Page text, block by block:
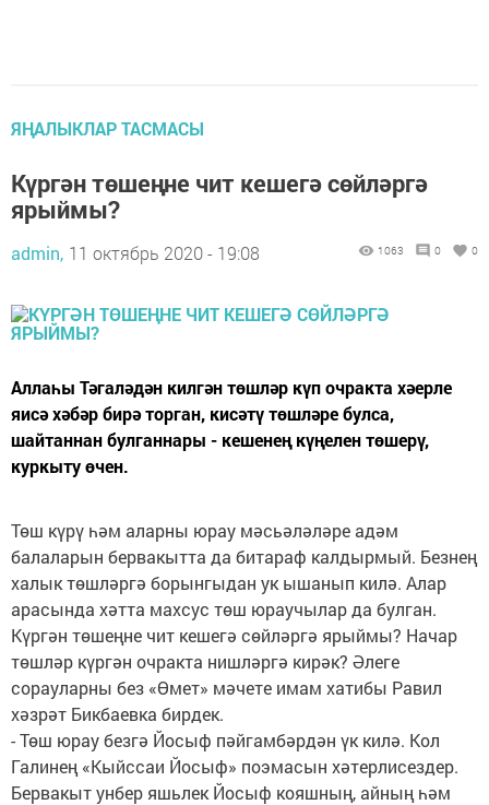
ЯҢАЛЫКЛАР ТАСМАСЫ
Күргән төшеңне чит кешегә сөйләргә
ярыймы?
admin, 11 октябрь 2020 - 19:08 1063 0 0
Аллаһы Тәгаләдән килгән төшләр күп очракта хәерле
яисә хәбәр бирә торган, кисәтү төшләре булса,
шайтаннан булганнары - кешенең күңелен төшерү,
куркыту өчен.
Төш күрү һәм аларны юрау мәсьәләләре адәм
балаларын бервакытта да битараф калдырмый. Безнең
халык төшләргә борынгыдан ук ышанып килә. Алар
арасында хәтта махсус төш юраучылар да булган.
Күргән төшеңне чит кешегә сөйләргә ярыймы? Начар
төшләр күргән очракта нишләргә кирәк? Әлеге
сорауларны без «Өмет» мәчете имам хатибы Равил
хәзрәт Бикбаевка бирдек.
- Төш юрау безгә Йосыф пәйгамбәрдән үк килә. Кол
Галинең «Кыйссаи Йосыф» поэмасын хәтерлисездер.
Бервакыт унбер яшьлек Йосыф кояшның, айның һәм